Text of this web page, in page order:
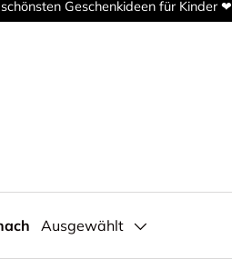
Geschenkideen für Kinder ❤︎
Ausgewählt